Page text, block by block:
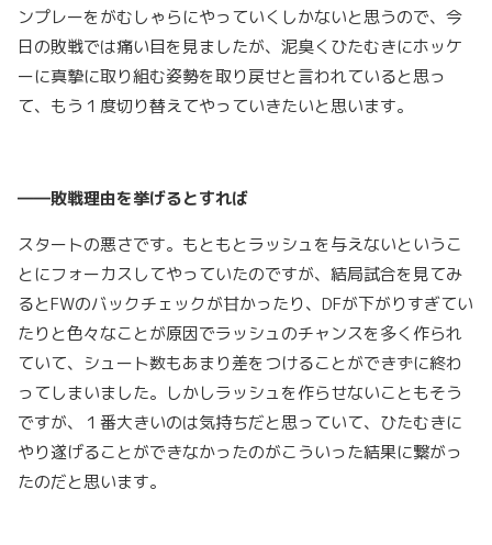
ンプレーをがむしゃらにやっていくしかないと思うので、今
日の敗戦では痛い目を見ましたが、泥臭くひたむきにホッケ
ーに真摯に取り組む姿勢を取り戻せと言われていると思っ
て、もう１度切り替えてやっていきたいと思います。
――敗戦理由を挙げるとすれば
スタートの悪さです。もともとラッシュを与えないというこ
とにフォーカスしてやっていたのですが、結局試合を見てみ
るとFWのバックチェックが甘かったり、DFが下がりすぎてい
たりと色々なことが原因でラッシュのチャンスを多く作られ
ていて、シュート数もあまり差をつけることができずに終わ
ってしまいました。しかしラッシュを作らせないこともそう
ですが、１番大きいのは気持ちだと思っていて、ひたむきに
やり遂げることができなかったのがこういった結果に繋がっ
たのだと思います。